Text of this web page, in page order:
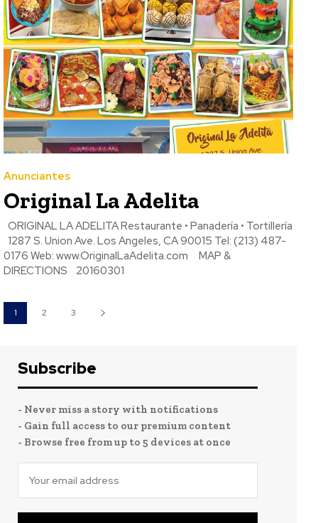
Anunciantes
Original La Adelita
ORIGINAL LA ADELITA Restaurante • Panadería • Tortillería
0176 Web: www.OriginalLaAdelita.com MAP &
DIRECTIONS 20160301
1 2 3
Subscribe
- Never miss a story with notifications
- Gain full access to our premium content
- Browse free from up to 5 devices at once